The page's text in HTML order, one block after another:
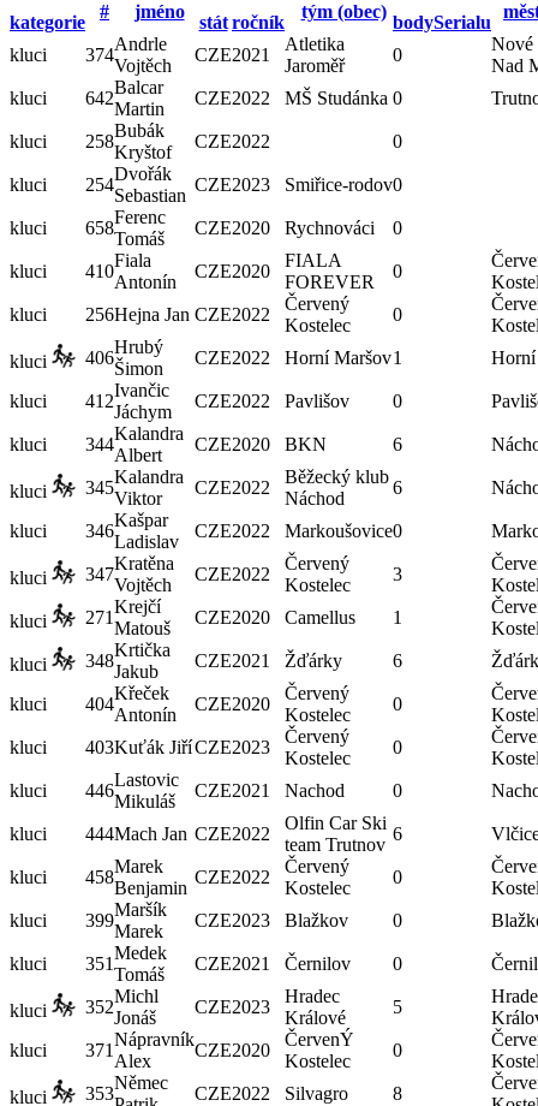
kategorie
# jméno
stát ročník
tým (obec)
bodySerialu
kluci 374
Andrle
Vojtěch
CZE2021
Atletika
Jaroměř
0
Nové
Nad
kluci
642
Balcar
Martin
CZE2022 MŠ Studánka 0
kluci 258
Bubák
Kryštof
CZE2022 0
kluci 254
Dvořák
Sebastian
CZE2023 Smiřice-rodov0
kluci 658
Ferenc
Tomáš
CZE2020 Rychnováci 0
kluci 410
Fiala
Antonín
CZE2020
FIALA
FOREVER
0
kluci
256Hejna Jan CZE2022
Červený
Kostelec
0
kluci
406
Hrubý
Šimon
CZE2022 Horní Maršov1
kluci 412
Ivančic
Jáchym
CZE2022 Pavlišov 0
kluci 344
Kalandra
Albert
CZE2020 BKN 6
kluci 345
Kalandra
Viktor
CZE2022
Běžecký klub
Náchod
6
kluci 346
Kašpar
Ladislav
CZE2022 Markoušovice0
kluci 347
Kratěna
Vojtěch
CZE2022
Červený
Kostelec
3
kluci
271
Krejčí
Matouš
CZE2020 Camellus 1
kluci
348
Krtička
Jakub
CZE2021 Žďárky 6
kluci 404
Křeček
Antonín
CZE2020
Červený
Kostelec
0
kluci
403Kuťák JiříCZE2023
Červený
Kostelec
0
kluci
446
Lastovic
Mikuláš
CZE2021 Nachod 0
kluci 444Mach Jan CZE2022
Olfin Car Ski
team Trutnov
6
kluci 458
Marek
Benjamin
CZE2022
Červený
Kostelec
0
kluci
399
Maršík
Marek
CZE2023 Blažkov 0
kluci 351
Medek
Tomáš
CZE2021 Černilov 0
kluci 352
Michl
Jonáš
CZE2023
Hradec
Králové
5
kluci
371
Nápravník
Alex
CZE2020
ČervenÝ
Kostelec
0
kluci
353
Němec
CZE2022 Silvagro 8